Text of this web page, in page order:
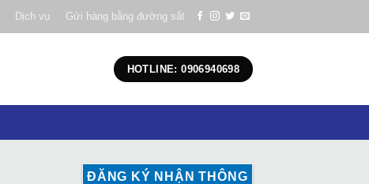
Dịch vụ Gửi hàng bằng đường sắt
HOTLINE: 0906940698
ĐĂNG KÝ NHẬN THÔNG